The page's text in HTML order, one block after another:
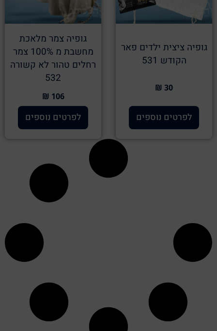
גופיה ציצית ילדים פאר
הקודש 531
30 ₪
לפרטים נוספים
גופיה צמר מלאכת
מחשבת מ 100% צמר
רחלים טהור לא קשורה
532
106 ₪
לפרטים נוספים